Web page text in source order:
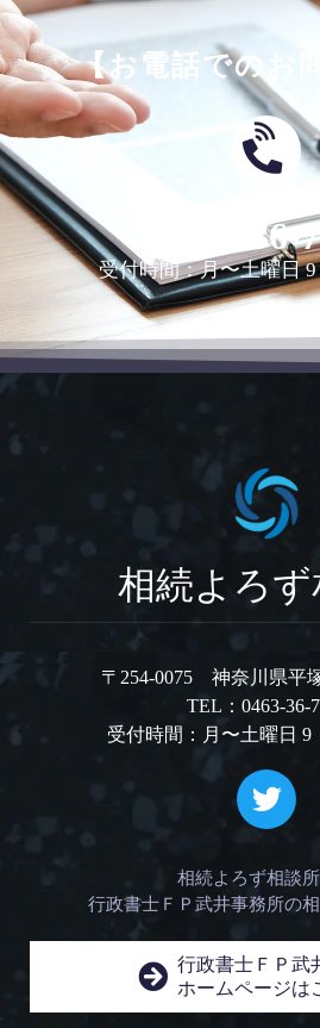
【お電話でのお
0463-36-
受付時間：月〜土曜日
相続よろず
〒254-0075 神奈川県平
TEL：0463-36-
受付時間：月〜土曜日 9
相続よろず相談所
行政書士ＦＰ武井事務所の相
行政書士ＦＰ武
ホームページは